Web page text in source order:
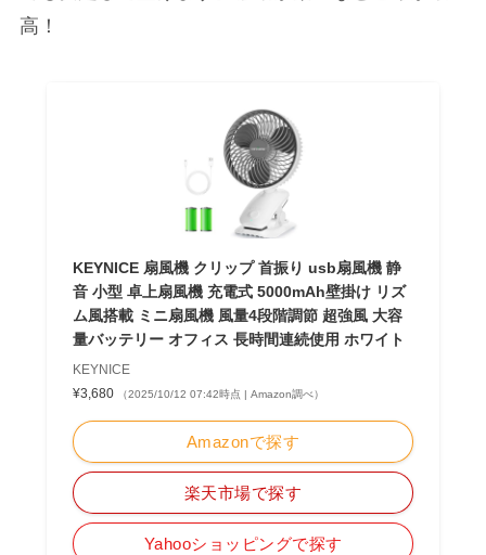
高！
KEYNICE 扇風機 クリップ 首振り usb扇風機 静
音 小型 卓上扇風機 充電式 5000mAh壁掛け リズ
ム風搭載 ミニ扇風機 風量4段階調節 超強風 大容
量バッテリー オフィス 長時間連続使用 ホワイト
KEYNICE
¥3,680
（2025/10/12 07:42時点 | Amazon調べ）
Amazonで探す
楽天市場で探す
Yahooショッピングで探す